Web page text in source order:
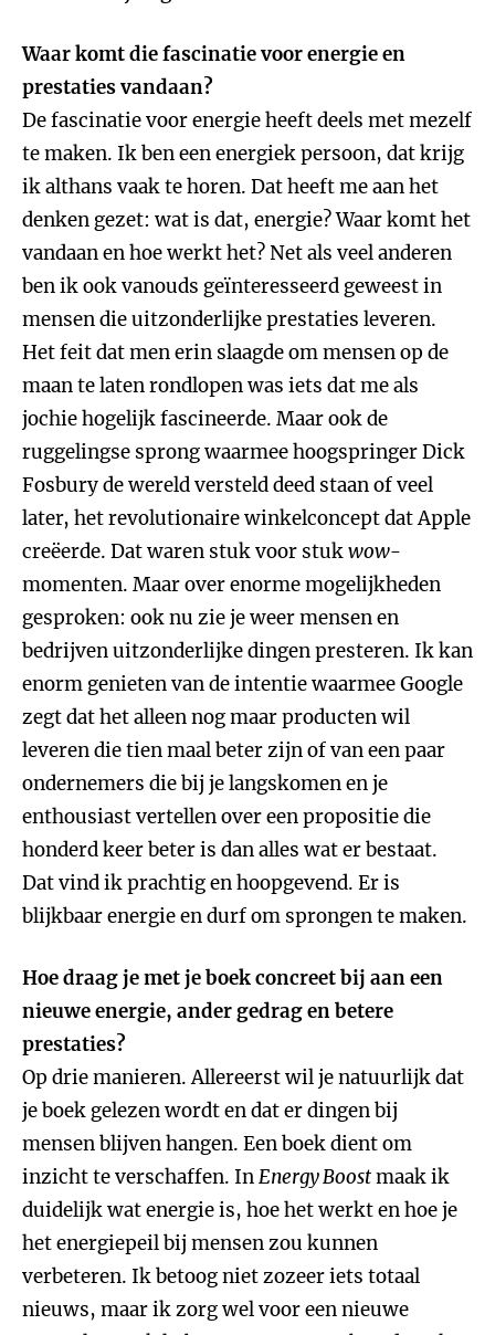
Waar komt die fascinatie voor energie en
prestaties vandaan?
De fascinatie voor energie heeft deels met mezelf
te maken. Ik ben een energiek persoon, dat krijg
ik althans vaak te horen. Dat heeft me aan het
denken gezet: wat is dat, energie? Waar komt het
vandaan en hoe werkt het? Net als veel anderen
ben ik ook vanouds geïnteresseerd geweest in
mensen die uitzonderlijke prestaties leveren.
Het feit dat men erin slaagde om mensen op de
maan te laten rondlopen was iets dat me als
jochie hogelijk fascineerde. Maar ook de
ruggelingse sprong waarmee hoogspringer Dick
Fosbury de wereld versteld deed staan of veel
later, het revolutionaire winkelconcept dat Apple
creëerde. Dat waren stuk voor stukwow-
momenten. Maar over enorme mogelijkheden
gesproken: ook nu zie je weer mensen en
bedrijven uitzonderlijke dingen presteren. Ik kan
enorm genieten van de intentie waarmee Google
zegt dat het alleen nog maar producten wil
leveren die tien maal beter zijn of van een paar
ondernemers die bij je langskomen en je
enthousiast vertellen over een propositie die
honderd keer beter is dan alles wat er bestaat.
Dat vind ik prachtig en hoopgevend. Er is
blijkbaar energie en durf om sprongen te maken.
Hoe draag je met je boek concreet bij aan een
nieuwe energie, ander gedrag en betere
prestaties?
Op drie manieren. Allereerst wil je natuurlijk dat
je boek gelezen wordt en dat er dingen bij
mensen blijven hangen. Een boek dient om
inzicht te verschaffen. InEnergy Boostmaak ik
duidelijk wat energie is, hoe het werkt en hoe je
het energiepeil bij mensen zou kunnen
verbeteren. Ik betoog niet zozeer iets totaal
nieuws, maar ik zorg wel voor een nieuwe